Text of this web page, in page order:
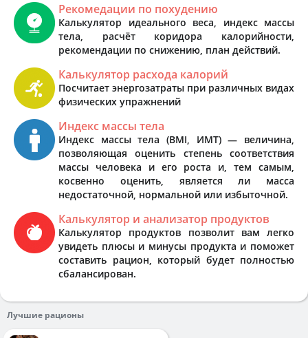
Рекомедации по похудению
Калькулятор идеального веса, индекс массы
тела, расчёт коридора калорийности,
рекомендации по снижению, план действий.
Калькулятор расхода калорий
Посчитает энергозатраты при различных видах
физических упражнений
Индекс массы тела
Индекс массы тела (BMI, ИМТ) — величина,
позволяющая оценить степень соответствия
массы человека и его роста и, тем самым,
косвенно оценить, является ли масса
недостаточной, нормальной или избыточной.
Калькулятор и анализатор продуктов
Калькулятор продуктов позволит вам легко
увидеть плюсы и минусы продукта и поможет
составить рацион, который будет полностью
сбалансирован.
Лучшие рационы